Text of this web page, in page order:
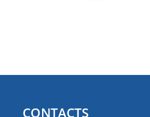
CONTACTS